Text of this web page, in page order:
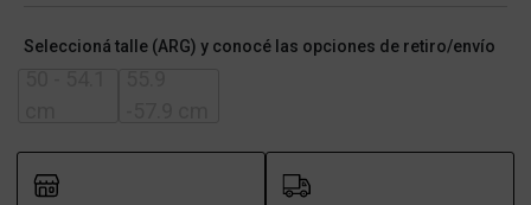
Seleccioná talle (ARG) y conocé las opciones de retiro/envío